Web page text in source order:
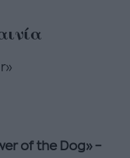
of the Dog» –